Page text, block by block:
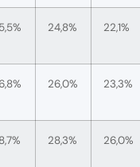
24,8% 22,1%
26,0% 23,3%
28,3% 26,0%